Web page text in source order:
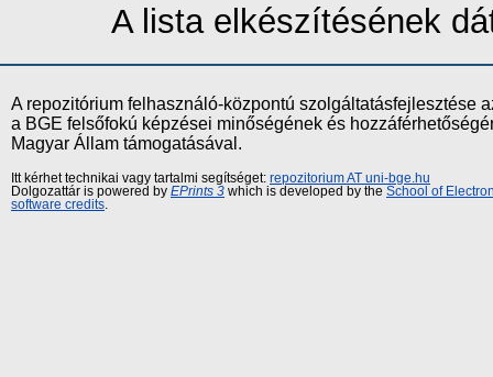
A lista elkészítésének
A repozitórium felhasználó-központú szolgáltatásfejlesztése
a BGE felsőfokú képzései minőségének és
Magyar Állam támogatásával.
Itt kérhet technikai vagy tartalmi segítséget: repozitorium AT uni-bge.hu
Dolgozattár is powered by EPrints 3 which is developed by the School of
software credits